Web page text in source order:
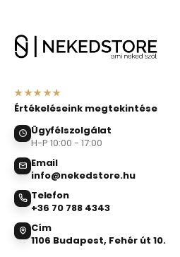
★★★★★
Értékeléseink megtekintése
Ügyfélszolgálat
H-P 10:00 - 17:00
Email
info@nekedstore.hu
Telefon
+36 70 788 4343
Cím
1106 Budapest, Fehér út 10.